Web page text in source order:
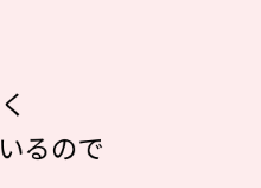
るので